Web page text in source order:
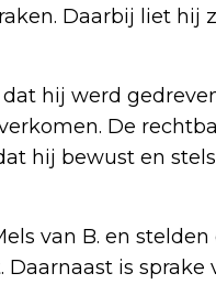
Daarbij liet hij
hij werd
De
hij bewust en
van B. en
Daarnaast is